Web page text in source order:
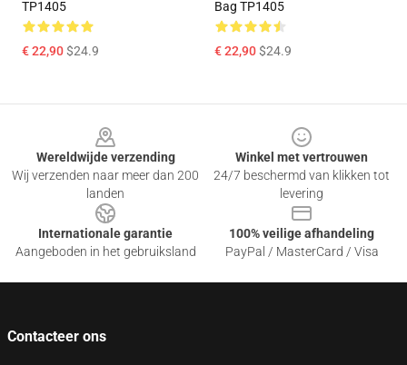
TP1405
€ 22,90$24.9
Bag TP1405
€ 22,90$24.9
Wereldwijde verzending
Wij verzenden naar meer dan 200
landen
Winkel met vertrouwen
24/7 beschermd van klikken tot
levering
Internationale garantie
Aangeboden in het gebruiksland
100% veilige afhandeling
PayPal / MasterCard / Visa
Contacteer ons